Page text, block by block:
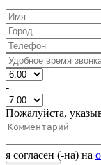
-
Пожалуйста,
я согласен (-на) на